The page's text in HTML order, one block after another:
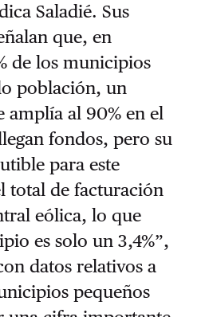
Saladié. Sus
que, en
de los municipios
población, un
amplía al 90% en el
fondos, pero su
para este
total de facturación
eólica, lo que
es solo un 3,4%”,
datos relativos a
pequeños